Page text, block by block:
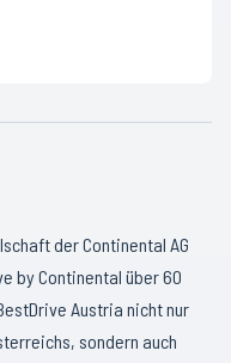
der Continental AG
by Continental über 60
Austria nicht nur
sondern auch